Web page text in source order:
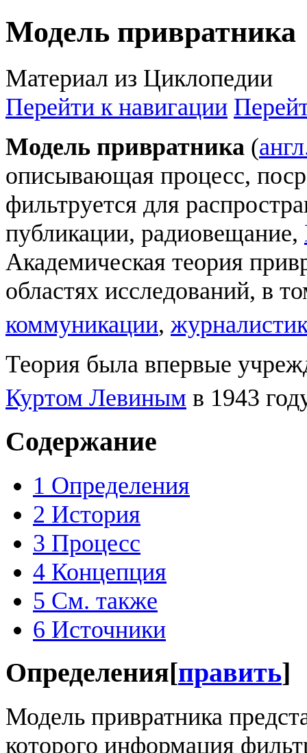
Модель привратника
Материал из Циклопедии
Перейти к навигации
Модель привратника (
описывающая процесс,
фильтруется для
публикации, радиовещание,
Академическая теория
областях исследований, в
коммуникации,
Теория была впервые
Куртом Левиным в 1943
Содержание
1 Определения
2 История
3 Процесс
4 Концепция
5 См. также
6 Источники
Определения [править]
Модель привратника
которого информация